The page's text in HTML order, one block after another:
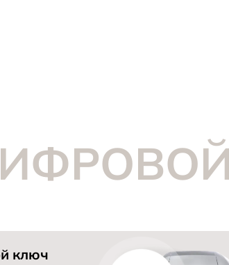
момент (Нм)
ключ